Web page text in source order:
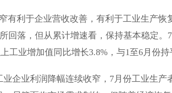
利于企业营收改善，有利于工业生产恢
回落，但从累计增速看，保持基本稳定。
工业增加值同比增长3.8%，与1至6月份持
业利润降幅连续收窄，7月份工业生产